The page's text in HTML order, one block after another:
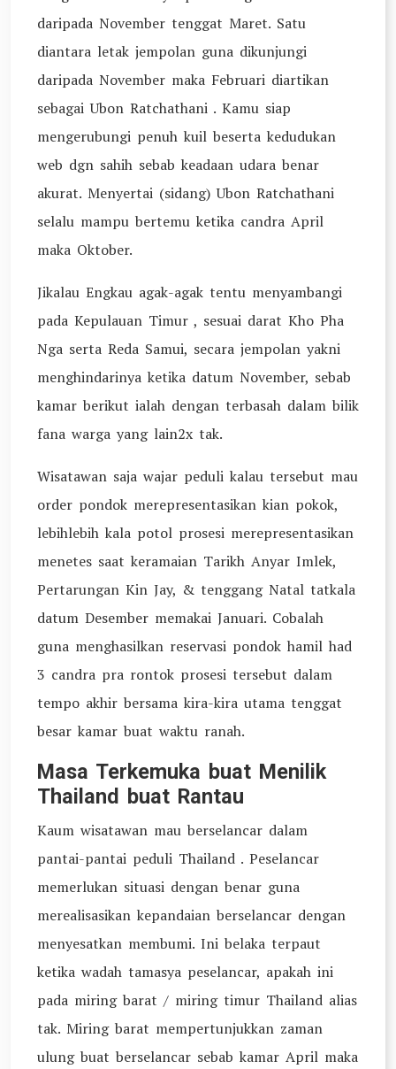
daripada November tenggat Maret. Satu
diantara letak jempolan guna dikunjungi
daripada November maka Februari diartikan
sebagai Ubon Ratchathani . Kamu siap
mengerubungi penuh kuil beserta kedudukan
web dgn sahih sebab keadaan udara benar
akurat. Menyertai (sidang) Ubon Ratchathani
selalu mampu bertemu ketika candra April
maka Oktober.
Jikalau Engkau agak-agak tentu menyambangi
pada Kepulauan Timur , sesuai darat Kho Pha
Nga serta Reda Samui, secara jempolan yakni
menghindarinya ketika datum November, sebab
kamar berikut ialah dengan terbasah dalam bilik
fana warga yang lain2x tak.
Wisatawan saja wajar peduli kalau tersebut mau
order pondok merepresentasikan kian pokok,
lebihlebih kala potol prosesi merepresentasikan
menetes saat keramaian Tarikh Anyar Imlek,
Pertarungan Kin Jay, & tenggang Natal tatkala
datum Desember memakai Januari. Cobalah
guna menghasilkan reservasi pondok hamil had
3 candra pra rontok prosesi tersebut dalam
tempo akhir bersama kira-kira utama tenggat
besar kamar buat waktu ranah.
Masa Terkemuka buat Menilik
Thailand buat Rantau
Kaum wisatawan mau berselancar dalam
pantai-pantai peduli Thailand . Peselancar
memerlukan situasi dengan benar guna
merealisasikan kepandaian berselancar dengan
menyesatkan membumi. Ini belaka terpaut
ketika wadah tamasya peselancar, apakah ini
pada miring barat / miring timur Thailand alias
tak. Miring barat mempertunjukkan zaman
ulung buat berselancar sebab kamar April maka